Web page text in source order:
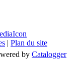
| Plan du site
by Catalogger